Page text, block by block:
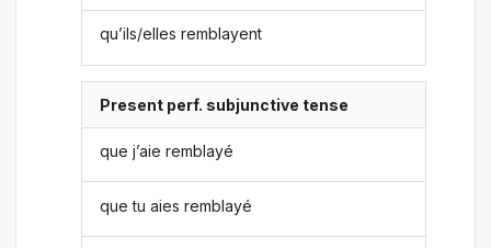
qu’ils/elles remblayent
Present perf. subjunctive tense
que j’aie remblayé
que tu aies remblayé